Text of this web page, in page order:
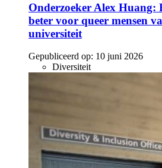
Onderzoeker Alex Huang:
beter voor queer mensen
universiteit
Gepubliceerd op: 10 juni 2026
Diversiteit